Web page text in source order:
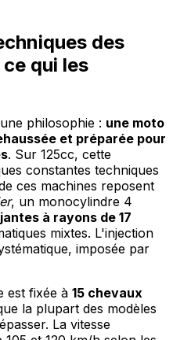
des
qui les
philosophie : une moto
et préparée pour
. Sur 125cc, cette
constantes techniques
ces machines reposent
, un monocylindre 4
jantes à rayons de 17
mixtes. L'injection
imposée par
est fixée à 15 chevaux
la plupart des modèles
La vitesse